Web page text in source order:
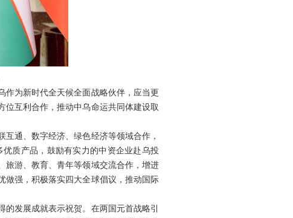
作为新时代全天候全面战略伙伴，应当更
位互利合作，推动中乌命运共同体建设取
通、数字经济、绿色经济等领域合作，
质产品，鼓励有实力的中资企业赴乌投
旅游、教育、青年等领域交流合作，增进
做强，积极落实四大全球倡议，推动国际
发展成就表示祝贺。在两国元首战略引